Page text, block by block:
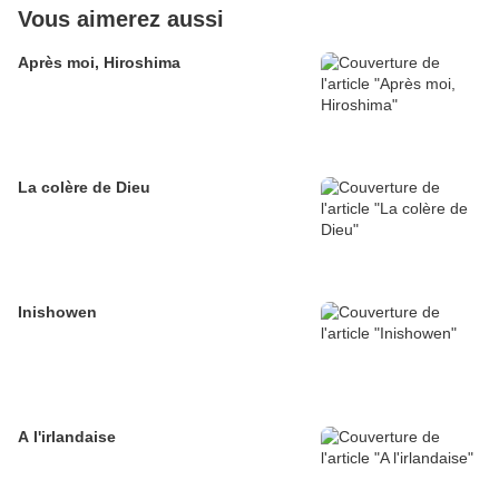
Vous aimerez aussi
Après moi, Hiroshima
La colère de Dieu
Inishowen
A l'irlandaise